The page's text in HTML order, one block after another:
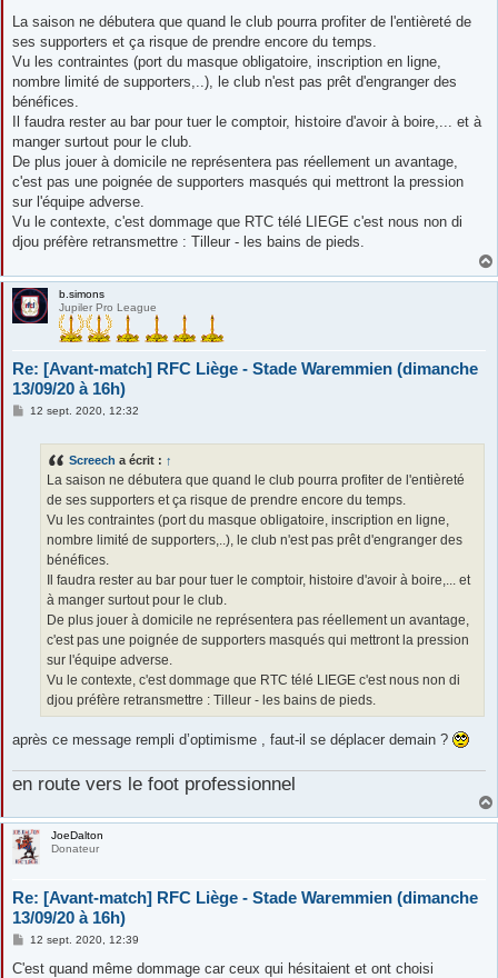
s
a
g
La saison ne débutera que quand le club pourra profiter de l'entièreté de
ses supporters et ça risque de prendre encore du temps.
Vu les contraintes (port du masque obligatoire, inscription en ligne,
nombre limité de supporters,..), le club n'est pas prêt d'engranger des
bénéfices.
Il faudra rester au bar pour tuer le comptoir, histoire d'avoir à boire,... et à
manger surtout pour le club.
De plus jouer à domicile ne représentera pas réellement un avantage,
c'est pas une poignée de supporters masqués qui mettront la pression
sur l'équipe adverse.
Vu le contexte, c'est dommage que RTC télé LIEGE c'est nous non di
djou préfère retransmettre : Tilleur - les bains de pieds.
b.simons
Jupiler Pro League
Re: [Avant-match] RFC Liège - Stade Waremmien (dimanche
13/09/20 à 16h)
M12 sept. 2020, 12:32
Screech a écrit : ↑
La saison ne débutera que quand le club pourra profiter de l'entièreté
de ses supporters et ça risque de prendre encore du temps.
Vu les contraintes (port du masque obligatoire, inscription en ligne,
nombre limité de supporters,..), le club n'est pas prêt d'engranger des
bénéfices.
Il faudra rester au bar pour tuer le comptoir, histoire d'avoir à boire,... et
à manger surtout pour le club.
De plus jouer à domicile ne représentera pas réellement un avantage,
c'est pas une poignée de supporters masqués qui mettront la pression
sur l'équipe adverse.
Vu le contexte, c'est dommage que RTC télé LIEGE c'est nous non di
djou préfère retransmettre : Tilleur - les bains de pieds.
après ce message rempli d’optimisme , faut-il se déplacer demain ?
en route vers le foot professionnel
JoeDalton
Donateur
Re: [Avant-match] RFC Liège - Stade Waremmien (dimanche
13/09/20 à 16h)
M
s
12 sept. 2020, 12:39
C'est quand même dommage car ceux qui hésitaient et ont choisi